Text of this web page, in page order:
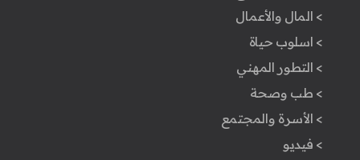
> المال والأعمال
> اسلوب حياة
> التطور المهني
> طب وصحة
> الأسرة والمجتمع
> فيديو